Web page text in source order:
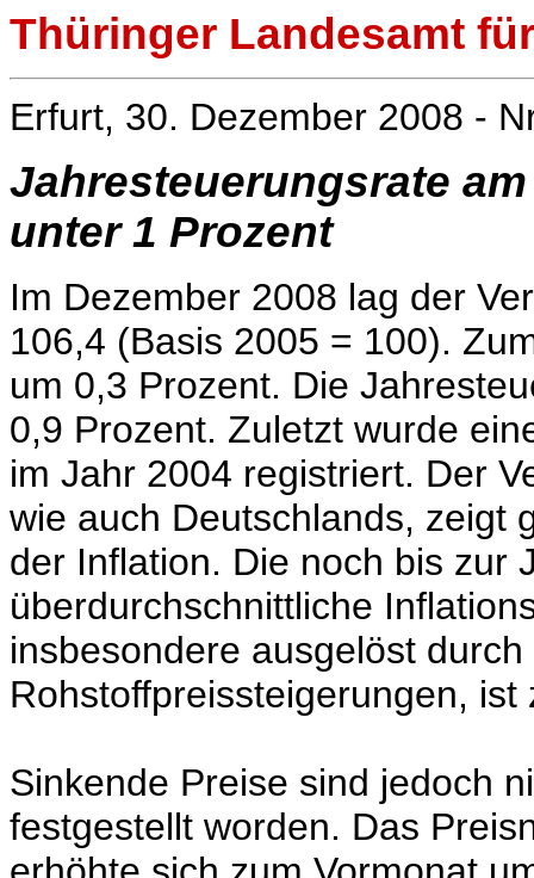
Thüringer Landesamt
Erfurt, 30. Dezember 2008 -
Jahresteuerungsrate
unter 1 Prozent
Im Dezember 2008 lag der
106,4 (Basis 2005 = 100).
um 0,3 Prozent. Die
0,9 Prozent. Zuletzt wurde
im Jahr 2004 registriert. Der
wie auch Deutschlands, zeigt
der Inflation. Die noch bis zur
überdurchschnittliche
insbesondere ausgelöst
Rohstoffpreissteigerungen,
Sinkende Preise sind jedoch
festgestellt worden. Das